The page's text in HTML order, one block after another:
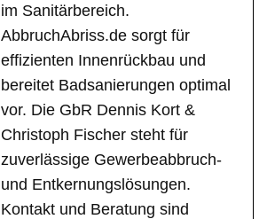
im Sanitärbereich.
AbbruchAbriss.de sorgt für
effizienten Innenrückbau und
bereitet Badsanierungen optimal
vor. Die GbR Dennis Kort &
Christoph Fischer steht für
zuverlässige Gewerbeabbruch-
und Entkernungslösungen.
Kontakt und Beratung sind